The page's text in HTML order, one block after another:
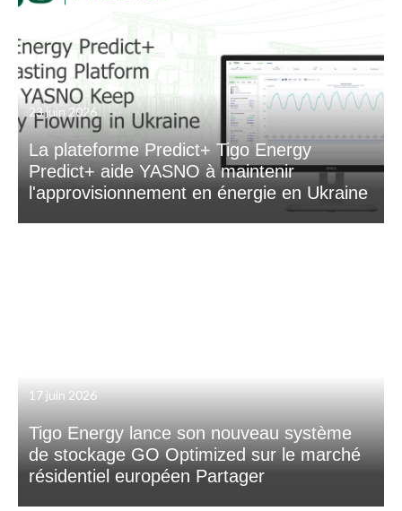
23 juin 2026
La plateforme Predict+ Tigo Energy
Predict+ aide YASNO à maintenir
l'approvisionnement en énergie en Ukraine
17 juin 2026
Tigo Energy lance son nouveau système
de stockage GO Optimized sur le marché
résidentiel européen Partager